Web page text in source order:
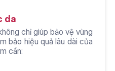
da
chỉ giúp bảo vệ vùng
bảo hiệu quả lâu dài của
cần: